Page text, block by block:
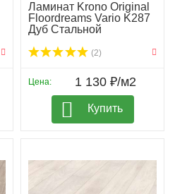
Ламинат Krono Original
Floordreams Vario K287
Дуб Стальной
(2)
Цена: 1 130 ₽/м2
Купить